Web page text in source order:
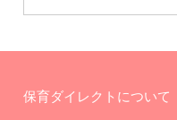
保育ダイレクトについて